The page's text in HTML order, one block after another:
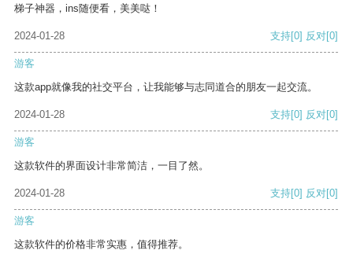
梯子神器，ins随便看，美美哒！
2024-01-28 支持[0] 反对[0]
游客
这款app就像我的社交平台，让我能够与志同道合的朋友一起交流。
2024-01-28 支持[0] 反对[0]
游客
这款软件的界面设计非常简洁，一目了然。
2024-01-28 支持[0] 反对[0]
游客
这款软件的价格非常实惠，值得推荐。